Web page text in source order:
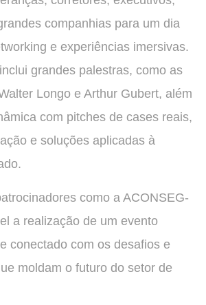
companhias para um dia
e experiências imersivas.
grandes palestras, como as
Longo e Arthur Gubert, além
com pitches de cases reais,
e soluções aplicadas à
como a ACONSEG-
a realização de um evento
conectado com os desafios e
moldam o futuro do setor de